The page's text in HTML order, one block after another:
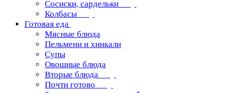
Сосиски, сардельки
Колбасы
Готовая еда
Мясные блюда
Пельмени и хинкали
Супы
Овощные блюда
Вторые блюда
Почти готово